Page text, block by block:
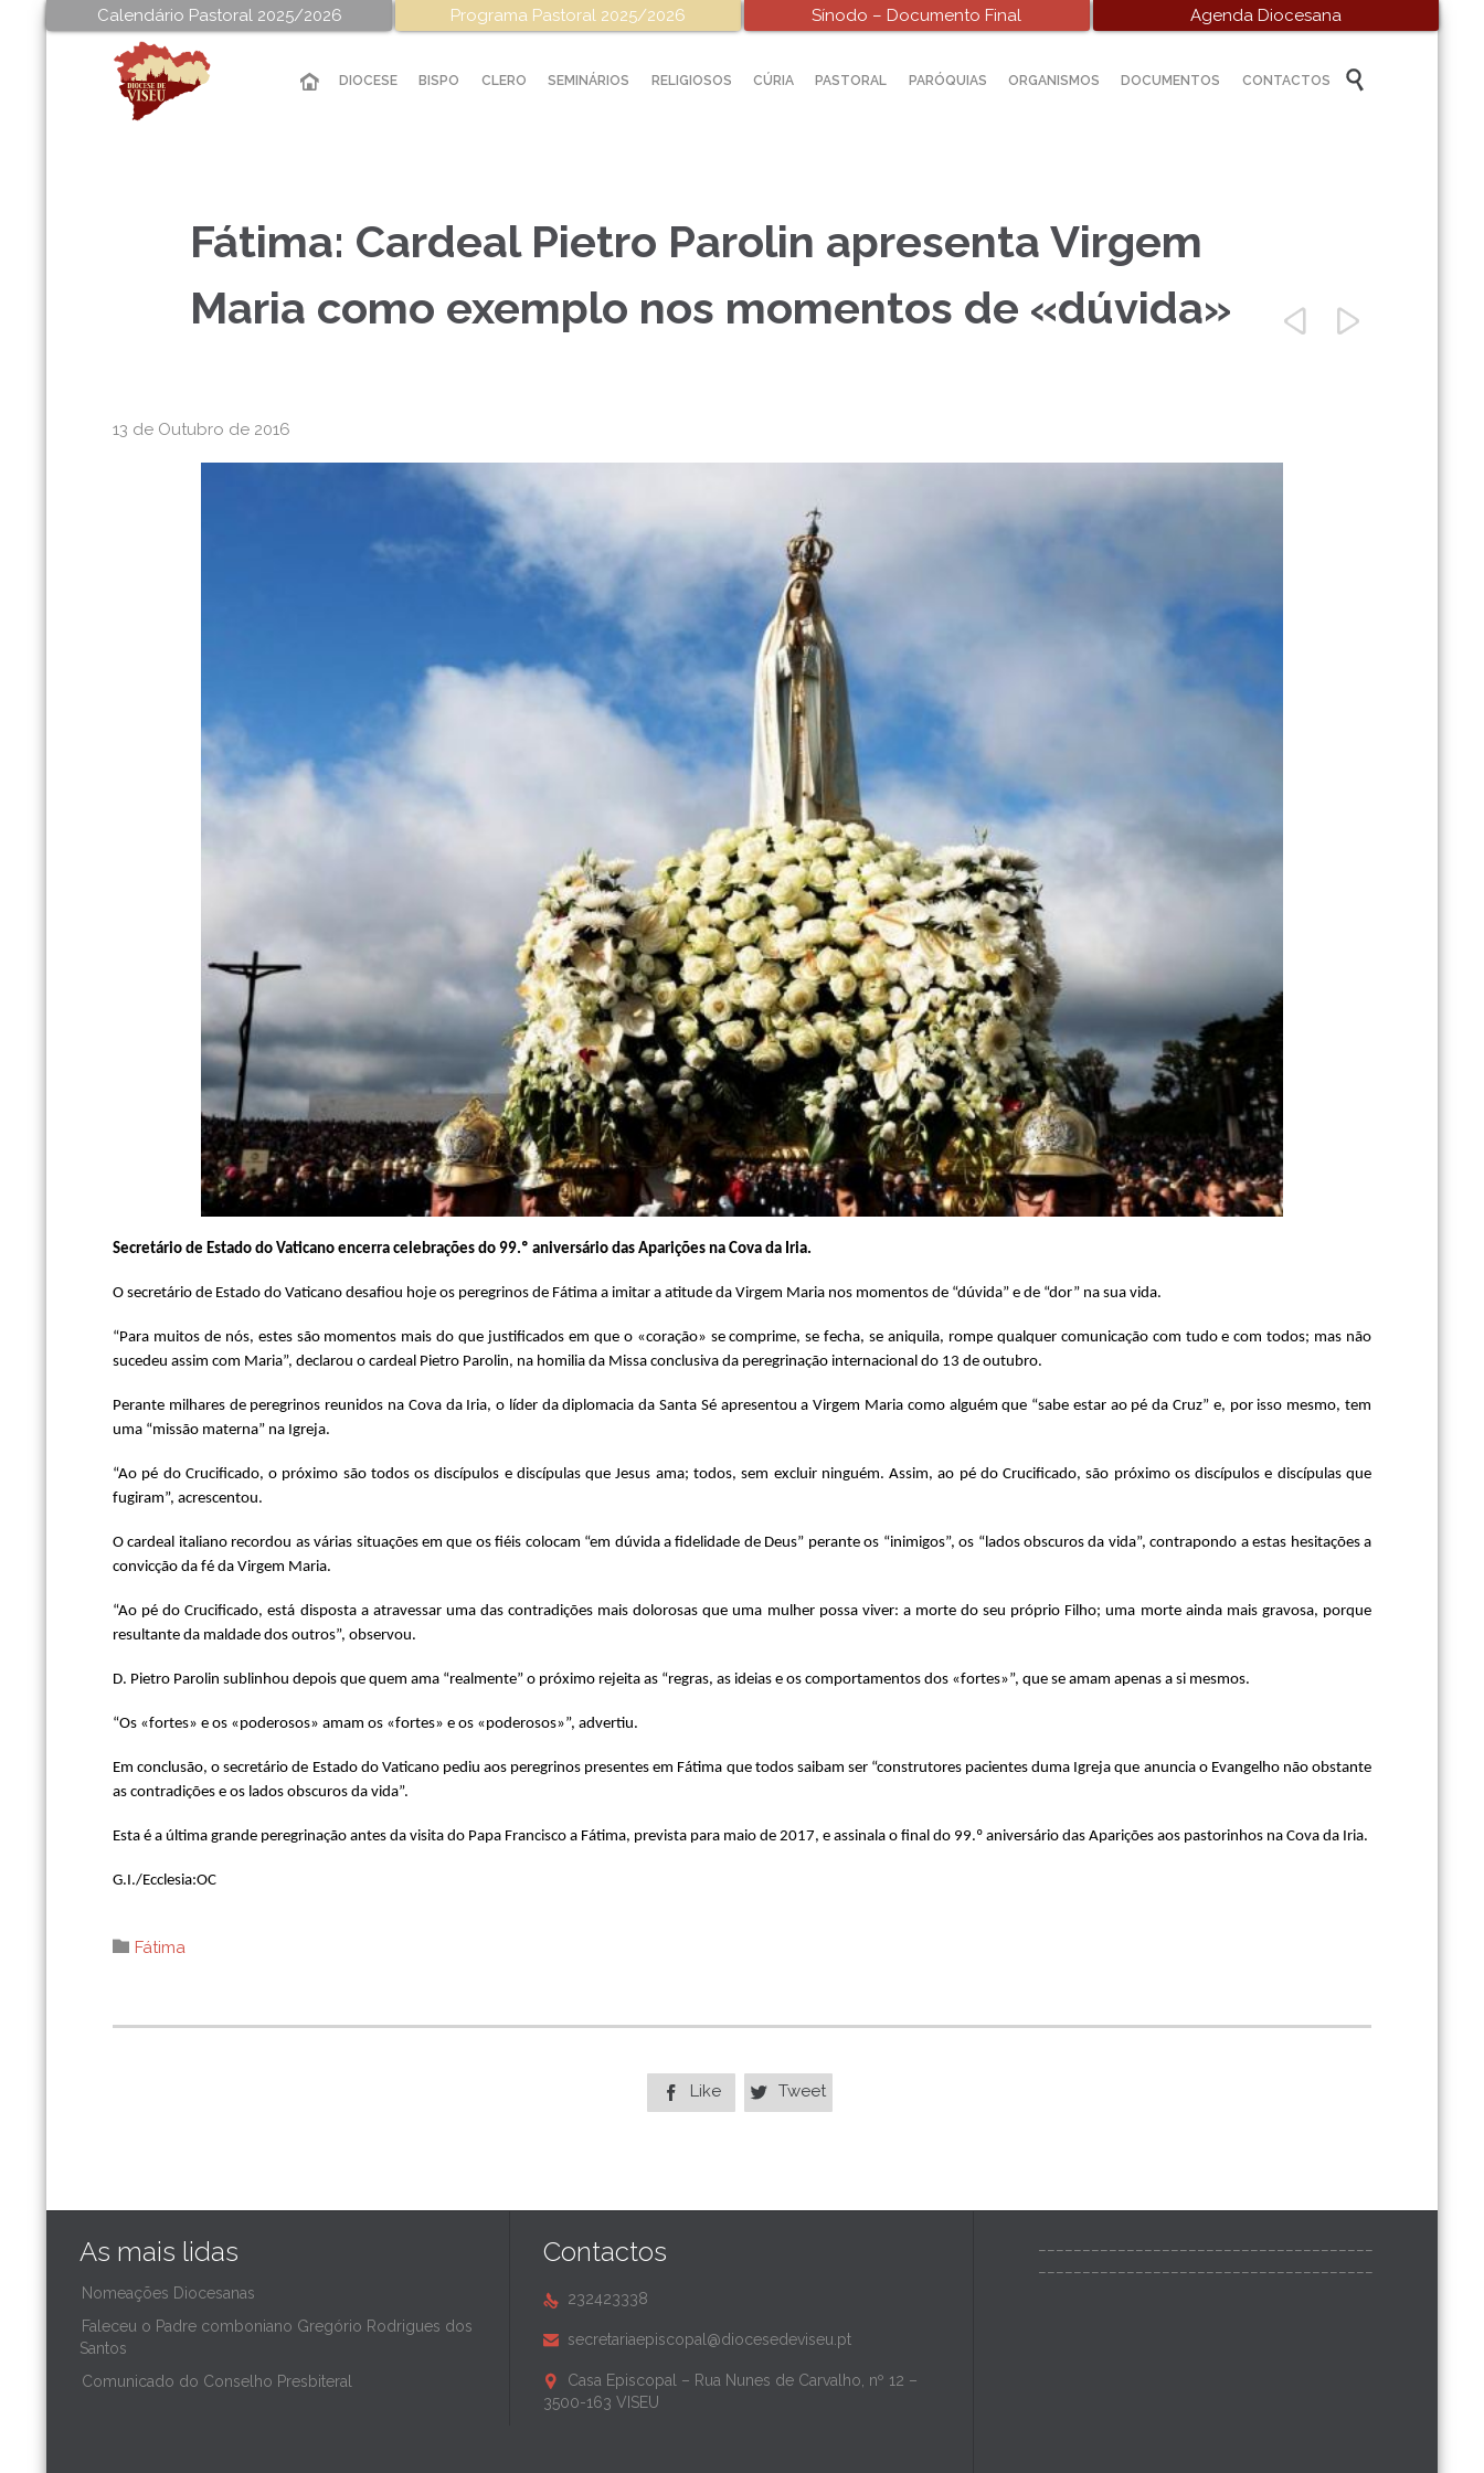
Calendário Pastoral 2025/2026 Programa Pastoral 2025/2026 Sínodo – Documento Final Agenda Diocesana
Skip
to
DIOCESE BISPO CLERO SEMINÁRIOS RELIGIOSOS CÚRIA PASTORAL PARÓQUIAS ORGANISMOS DOCUMENTOS CONTACTOS 
Fátima: Cardeal Pietro Parolin apresenta Virgem
Maria como exemplo nos momentos de «dúvida»
 
13 de Outubro de 2016
Secretário de Estado do Vaticano encerra celebrações do 99.º aniversário das Aparições na Cova da Iria.
O secretário de Estado do Vaticano desafiou hoje os peregrinos de Fátima a imitar a atitude da Virgem Maria nos momentos de “dúvida” e de “dor” na sua vida.
“Para muitos de nós, estes são momentos mais do que justificados em que o «coração» se comprime, se fecha, se aniquila, rompe qualquer comunicação com tudo e com todos; mas não
sucedeu assim com Maria”, declarou o cardeal Pietro Parolin, na homilia da Missa conclusiva da peregrinação internacional do 13 de outubro.
Perante milhares de peregrinos reunidos na Cova da Iria, o líder da diplomacia da Santa Sé apresentou a Virgem Maria como alguém que “sabe estar ao pé da Cruz” e, por isso mesmo, tem
uma “missão materna” na Igreja.
“Ao pé do Crucificado, o próximo são todos os discípulos e discípulas que Jesus ama; todos, sem excluir ninguém. Assim, ao pé do Crucificado, são próximo os discípulos e discípulas que
fugiram”, acrescentou.
O cardeal italiano recordou as várias situações em que os fiéis colocam “em dúvida a fidelidade de Deus” perante os “inimigos”, os “lados obscuros da vida”, contrapondo a estas hesitações a
convicção da fé da Virgem Maria.
“Ao pé do Crucificado, está disposta a atravessar uma das contradições mais dolorosas que uma mulher possa viver: a morte do seu próprio Filho; uma morte ainda mais gravosa, porque
resultante da maldade dos outros”, observou.
D. Pietro Parolin sublinhou depois que quem ama “realmente” o próximo rejeita as “regras, as ideias e os comportamentos dos «fortes»”, que se amam apenas a si mesmos.
“Os «fortes» e os «poderosos» amam os «fortes» e os «poderosos»”, advertiu.
Em conclusão, o secretário de Estado do Vaticano pediu aos peregrinos presentes em Fátima que todos saibam ser “construtores pacientes duma Igreja que anuncia o Evangelho não obstante
as contradições e os lados obscuros da vida”.
Esta é a última grande peregrinação antes da visita do Papa Francisco a Fátima, prevista para maio de 2017, e assinala o final do 99.º aniversário das Aparições aos pastorinhos na Cova da Iria.
G.I./Ecclesia:OC
 Category
Fátima
 Like  Tweet
As mais lidas
Nomeações Diocesanas
Faleceu o Padre comboniano Gregório Rodrigues dos
Santos
Comunicado do Conselho Presbiteral
Contactos
 232423338
 secretariaepiscopal@diocesedeviseu.pt

Casa Episcopal – Rua Nunes de Carvalho, nº 12 –
3500-163 VISEU